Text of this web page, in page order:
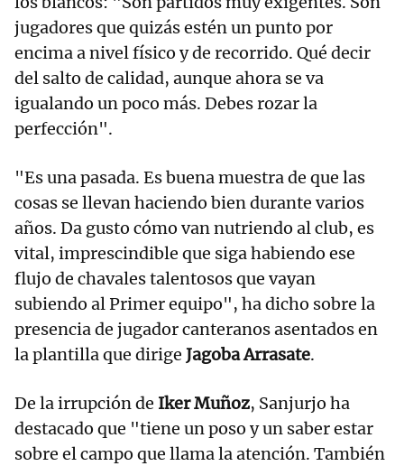
jugadores que quizás estén un punto por
encima a nivel físico y de recorrido. Qué decir
del salto de calidad, aunque ahora se va
igualando un poco más. Debes rozar la
perfección".
"Es una pasada. Es buena muestra de que las
cosas se llevan haciendo bien durante varios
años. Da gusto cómo van nutriendo al club, es
vital, imprescindible que siga habiendo ese
flujo de chavales talentosos que vayan
subiendo al Primer equipo", ha dicho sobre la
presencia de jugador canteranos asentados en
la plantilla que dirige Jagoba Arrasate.
De la irrupción de Iker Muñoz, Sanjurjo ha
destacado que "tiene un poso y un saber estar
sobre el campo que llama la atención. También